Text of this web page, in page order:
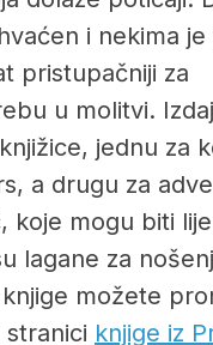
i nekima je
pristupačniji za
u molitvi.
jednu za
a drugu za
koje mogu biti
lagane za
možete
stranici knjige iz